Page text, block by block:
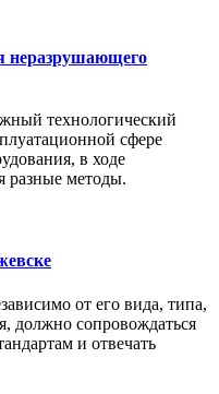
неразрушающего
технологический
сфере
в ходе
разные методы.
от его вида, типа,
должно сопровождаться
и отвечать